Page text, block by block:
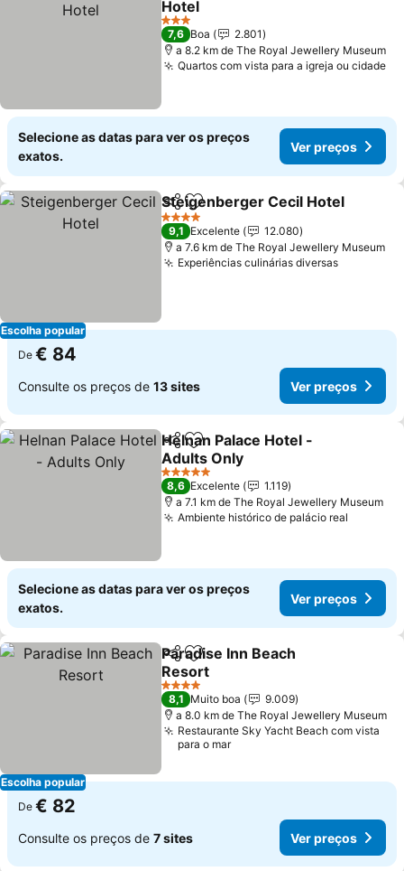
Hotel
3 Estrelas
7,6 Boa
2.801
a 8.2 km de The Royal Jewellery Museum
Quartos com vista para a igreja ou cidade
Selecione as datas para ver os preços
exatos.
Ver preços
Escolha popular
PartilharAdicionar aos favoritos
Steigenberger Cecil Hotel
4 Estrelas
9,1 Excelente
12.080
a 7.6 km de The Royal Jewellery Museum
Experiências culinárias diversas
De € 84
Consulte os preços de 13 sites Ver preços
PartilharAdicionar aos favoritos
Helnan Palace Hotel -
Adults Only
5 Estrelas
8,6 Excelente
1.119
a 7.1 km de The Royal Jewellery Museum
Ambiente histórico de palácio real
Selecione as datas para ver os preços
exatos.
Ver preços
Escolha popular
PartilharAdicionar aos favoritos
Paradise Inn Beach
Resort
4 Estrelas
8,1 Muito boa
9.009
a 8.0 km de The Royal Jewellery Museum
Restaurante Sky Yacht Beach com vista
para o mar
De € 82
Consulte os preços de 7 sites Ver preços